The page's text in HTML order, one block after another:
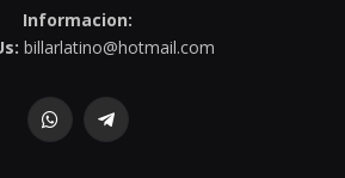
Informacion:
billarlatino@hotmail.com
WhatsAppTelegram